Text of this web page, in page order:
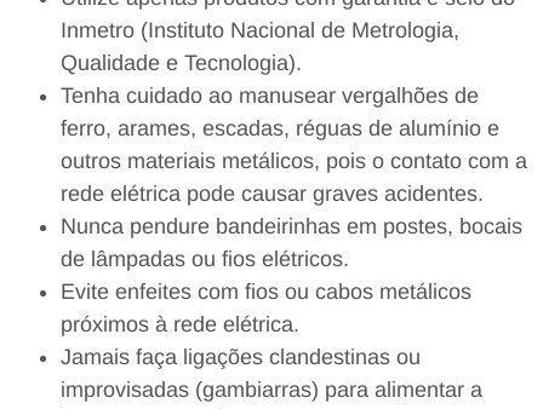
Inmetro (Instituto Nacional de Metrologia,
Qualidade e Tecnologia).
Tenha cuidado ao manusear vergalhões de
ferro, arames, escadas, réguas de alumínio e
outros materiais metálicos, pois o contato com a
rede elétrica pode causar graves acidentes.
Nunca pendure bandeirinhas em postes, bocais
de lâmpadas ou fios elétricos.
Evite enfeites com fios ou cabos metálicos
próximos à rede elétrica.
Jamais faça ligações clandestinas ou
improvisadas (gambiarras) para alimentar a